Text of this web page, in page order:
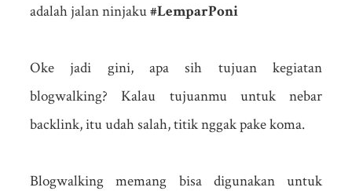
adalah jalan ninjaku#LemparPoni
Oke jadi gini, apa sih tujuan kegiatan
blogwalking? Kalau tujuanmu untuk nebar
backlink, itu udah salah, titik nggak pake koma.
Blogwalking memang bisa digunakan untuk